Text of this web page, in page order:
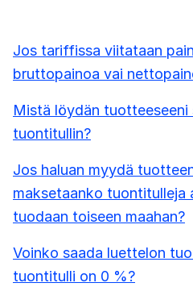
Jos tariffissa viitataan
bruttopainoa vai
Mistä löydän tuotteeseeni
tuontitullin?
Jos haluan myydä
maksetaanko tuontitulleja
tuodaan toiseen maahan?
Voinko saada luettelon
tuontitulli on 0 %?